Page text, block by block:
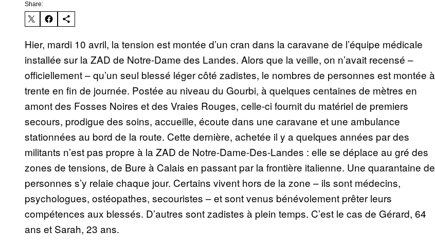
Share:
Hier, mardi 10 avril, la tension est montée d’un cran dans la caravane de l’équipe médicale
installée sur la ZAD de Notre-Dame des Landes. Alors que la veille, on n’avait recensé –
officiellement – qu’un seul blessé léger côté zadistes, le nombres de personnes est montée à
trente en fin de journée. Postée au niveau du Gourbi, à quelques centaines de mètres en
amont des Fosses Noires et des Vraies Rouges, celle-ci fournit du matériel de premiers
secours, prodigue des soins, accueille, écoute dans une caravane et une ambulance
stationnées au bord de la route. Cette dernière, achetée il y a quelques années par des
militants n’est pas propre à la ZAD de Notre-Dame-Des-Landes : elle se déplace au gré des
zones de tensions, de Bure à Calais en passant par la frontière italienne. Une quarantaine de
personnes s’y relaie chaque jour. Certains vivent hors de la zone – ils sont médecins,
psychologues, ostéopathes, secouristes – et sont venus bénévolement prêter leurs
compétences aux blessés. D’autres sont zadistes à plein temps. C’est le cas de Gérard, 64
ans et Sarah, 23 ans.